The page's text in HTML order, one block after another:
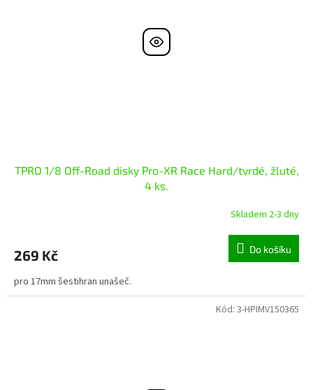
TPRO 1/8 Off-Road disky Pro-XR Race Hard/tvrdé, žluté,
4 ks.
Skladem 2-3 dny
269 Kč Do košíku
pro 17mm šestihran unašeč.
Kód: 3-HPIMV150365